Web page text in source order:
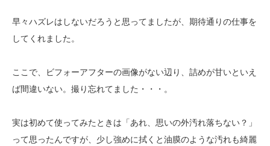
早々ハズレはしないだろうと思ってましたが、期待通りの仕事を
してくれました。
ここで、ビフォーアフターの画像がない辺り、詰めが甘いといえ
ば間違いない。撮り忘れてました・・・。
実は初めて使ってみたときは「あれ、思いの外汚れ落ちない？」
って思ったんですが、少し強めに拭くと油膜のような汚れも綺麗